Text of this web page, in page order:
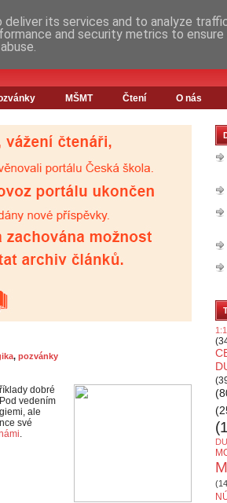
MŠMT Čtení O nás
, pozvánky
dobré
vedením
ale
své
.
1:1
its services and to analyze
and security metrics to